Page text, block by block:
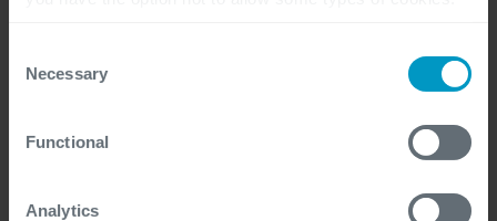
you disable certain cookies, you should be aware that
certain website or application elements may be impacted
services we are able to offer.
Selection
Necessary
Functional
Analytics